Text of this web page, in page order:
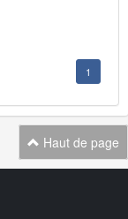
1
Haut de page